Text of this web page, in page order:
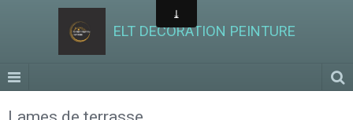
ELT DECORATION PEINTURE